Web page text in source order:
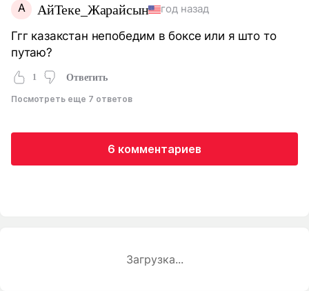
А АйТеке_Жарайсын год назад
Ггг казакстан непобедим в боксе или я што то
путаю?
1 Ответить
Посмотреть еще 7 ответов
6 комментариев
Загрузка...